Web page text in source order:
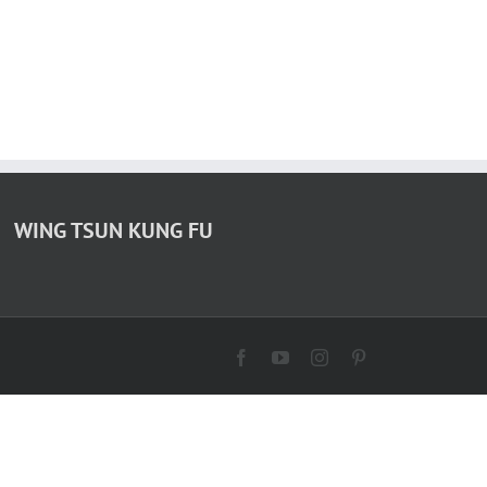
WING TSUN KUNG FU
FacebookYouTubeInstagram